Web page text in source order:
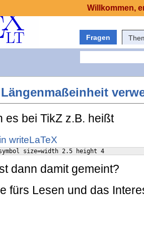
Fragen
es bei TikZ z.B. heißt
writeLaTeX
size=width 2.5 height 4
dann damit gemeint?
fürs Lesen und das
Willkommen,